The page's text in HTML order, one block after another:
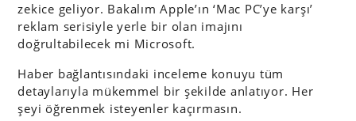
zekice geliyor. Bakalım Apple’ın ‘Mac PC’ye karşı’
reklam serisiyle yerle bir olan imajını
doğrultabilecek mi Microsoft.
Haber bağlantısındaki inceleme konuyu tüm
detaylarıyla mükemmel bir şekilde anlatıyor. Her
şeyi öğrenmek isteyenler kaçırmasın.